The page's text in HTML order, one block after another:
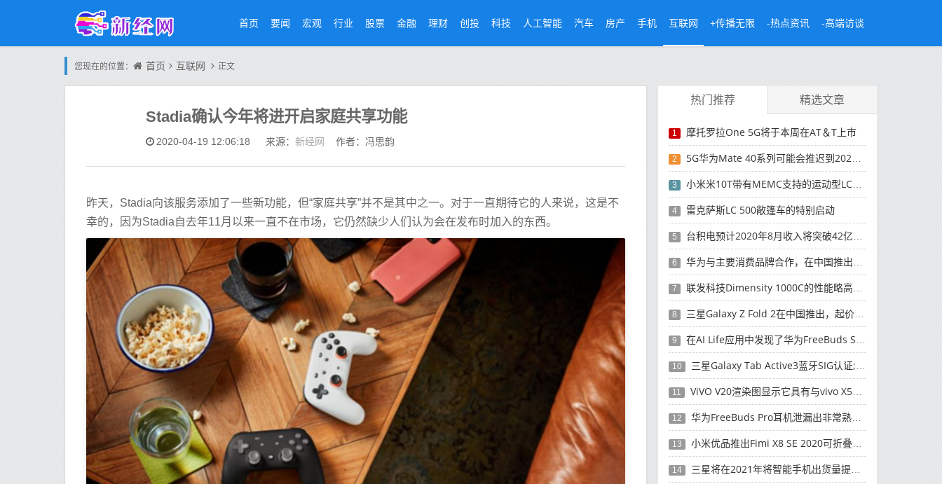
首页 要闻 宏观 行业 股票 金融 理财 创投 科技 人工智能 汽车 房产 手机 互联网 +传播无限 -热点资讯 -高端访谈
您现在的位置： 首页 互联网 正文
Stadia确认今年将进开启家庭共享功能
2020-04-19 12:06:18 来源： 新经网 作者：冯思韵
昨天，Stadia向该服务添加了一些新功能，但“家庭共享”并不是其中之一。对于一直期待它的人来说，这是不
幸的，因为Stadia自去年11月以来一直不在市场，它仍然缺少人们认为会在发布时加入的东西。
热门推荐 精选文章
1 摩托罗拉One 5G将于本周在AT＆T上市
2 5G华为Mate 40系列可能会推迟到2021年
3 小米米10T带有MEMC支持的运动型LCD屏幕
4 雷克萨斯LC 500敞篷车的特别启动
5 台积电预计2020年8月收入将突破42亿美元，创历史新高
6 华为与主要消费品牌合作，在中国推出采用HarmonyOS 2.0的智能家居产品
7 联发科技Dimensity 1000C的性能略高于Snapdragon 765G
8 三星Galaxy Z Fold 2在中国推出，起价为16,999元
9 在AI Life应用中发现了华为FreeBuds Studio耳机
10 三星Galaxy Tab Active3蓝牙SIG认证; 发布可能快要结束了
11 ViVO V20渲染图显示它具有与vivo X50 Pro类似的后部设计
12 华为FreeBuds Pro耳机泄漏出非常熟悉的设计
13 小米优品推出Fimi X8 SE 2020可折叠无人机
14 三星将在2021年将智能手机出货量提高至3亿部